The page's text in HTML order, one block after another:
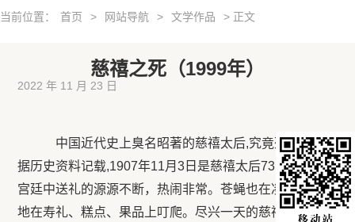
当前位置： 首页 > 网站导航 > 文学作品 > 正文
慈禧之死（1999年）
2022 年 11 月 23 日
中国近代史上臭名昭著的慈禧太后,究竟死于何病?
据历史资料记载,1907年11月3日是慈禧太后73岁寿辰。
宫廷中送礼的源源不断，热闹非常。苍蝇也在凑趣，尽情
地在寿礼、糕点、果品上叮爬。尽兴一天的慈禧，吃进凉